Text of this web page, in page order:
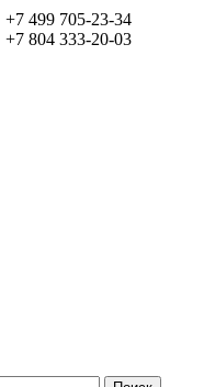
+7 499 705-23-34
+7 804 333-20-03